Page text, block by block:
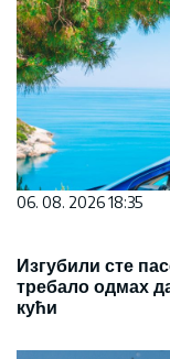
06. 08. 2026 18:35
Изгубили сте
требало одмах
кући